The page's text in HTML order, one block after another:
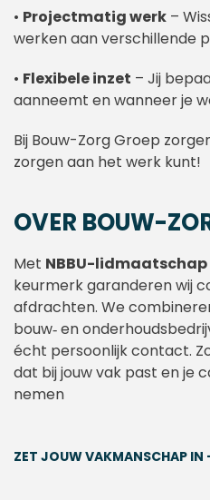
• Projectmatig werk –
werken aan verschillende
• Flexibele inzet – Jij
aanneemt en wanneer je
Bij Bouw-Zorg Groep
zorgen aan het werk kunt!
OVER BOUW-
Met NBBU-lidmaatschap
keurmerk garanderen wij
afdrachten. We
bouw‑ en
écht persoonlijk contact.
dat bij jouw vak past en je
nemen
ZET JOUW VAKMANSCHAP IN